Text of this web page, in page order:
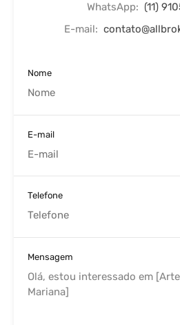
WhatsApp: (11)
E-mail:
Nome
E-mail
Telefone
Mensagem